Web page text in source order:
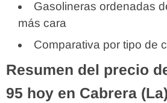
Gasolineras ordenadas
más cara
Comparativa por tipo de
Resumen del precio
95 hoy en Cabrera (La)